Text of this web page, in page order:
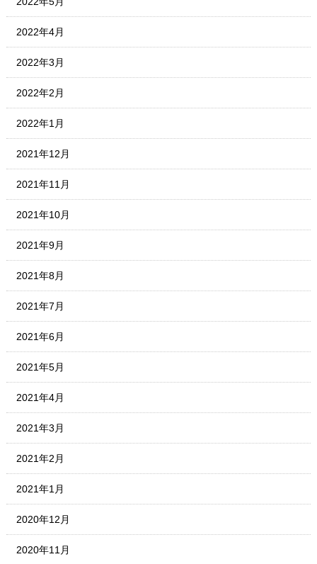
2022年4月
2022年3月
2022年2月
2022年1月
2021年12月
2021年11月
2021年10月
2021年9月
2021年8月
2021年7月
2021年6月
2021年5月
2021年4月
2021年3月
2021年2月
2021年1月
2020年12月
2020年11月